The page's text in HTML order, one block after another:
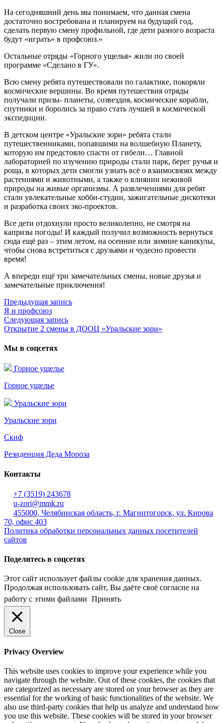
На сегодняшний день мы понимаем, что данная смена
достаточно востребована и планируем на будущий год,
сделать первую смену профильной, где дети разного возраста
будут «играть» в профсоюз.»
Остальные отряды «Горного ущелья» жили по своей
программе «Сделано в ГУ».
Всю смену ребята путешествовали по галактике, покоряли
космические вершины. Во время путешествия отряды
получали призы- планеты, созвездия, космические корабли,
спутники и боролись за право стать лучшей в космической
экспедиции.
В детском центре «Уральские зори» ребята стали
путешественниками, попавшими на волшебную Планету,
которую им предстояло спасти от гибели… Главной
лабораторией по изучению природы стали парк, берег ручья и
роща, в которых дети смогли узнать всё о взаимосвязях между
растениями и животными, а также о влиянии неживой
природы на живые организмы. А развлечениями для ребят
стали увлекательные хобби-студии, зажигательные дискотеки
и разработка своих эко-проектов.
Все дети отдохнули просто великолепно, не смотря на
капризы погоды! И каждый получил возможность вернуться
сюда ещё раз – этим летом, на осенние или зимние каникулы,
чтобы снова встретиться с друзьями и чудесно провести
время!
А впереди ещё три замечательных смены, новые друзья и
замечательные приключения!
Навигация
по
Предыдущая запись
Я и профсоюз
Следующая запись
запись:
Открытие 2 смены в ДООЦ «Уральские зори»
Мы в соцсетях
Горное ущелье
Горное ущелье
Уральские зори
Уральские зори
Скиф
Резиденция Деда Мороза
Контакты
+7 (3519) 243678
u-zori@mmk.ru
455000, Челябинская область, г. Магнитогорск, ул. Кирова
70, офис 403
Политика обработки персональных данных посетителей
сайтов
Поделитесь в соцсетях
Этот сайт использует файлы cookie для хранения данных.
Продолжая использовать сайт, Вы даёте своё согласие на
работу с этими файлами Принять
Close
Privacy Overview
This website uses cookies to improve your experience while you
navigate through the website. Out of these cookies, the cookies that
are categorized as necessary are stored on your browser as they are
essential for the working of basic functionalities of the website. We
also use third-party cookies that help us analyze and understand how
you use this website. These cookies will be stored in your browser